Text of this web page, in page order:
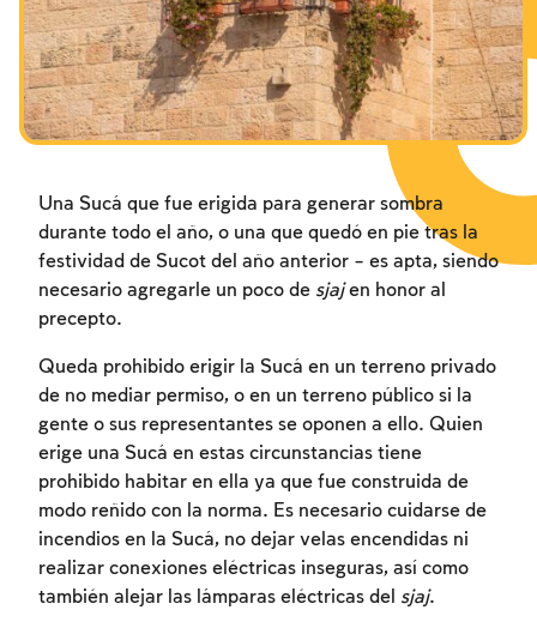
Los ayunos por la destrucción del Templo
Janucá
Purim
Los ayunos por la destrucción del Templo
Janucá
Purim
Una Sucá que fue erigida para generar sombra
durante todo el año, o una que quedó en pie tras la
festividad de Sucot del año anterior – es apta, siendo
necesario agregarle un poco de sjajen honor al
precepto.
Queda prohibido erigir la Sucá en un terreno privado
de no mediar permiso, o en un terreno público si la
gente o sus representantes se oponen a ello. Quien
erige una Sucá en estas circunstancias tiene
prohibido habitar en ella ya que fue construida de
modo reñido con la norma. Es necesario cuidarse de
incendios en la Sucá, no dejar velas encendidas ni
realizar conexiones eléctricas inseguras, así como
también alejar las lámparas eléctricas del sjaj.
Los ayunos por la destrucción del Templo
Janucá
Purim